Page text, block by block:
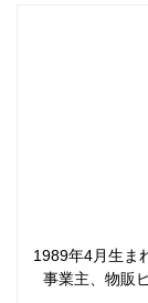
1989年4月生ま
事業主、物販